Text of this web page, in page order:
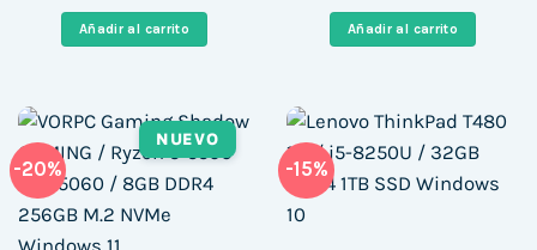
era:
50,32 €.
es:
Añadir al carrito
era:
237,00 €.
es:
Añadir al carrito
-20%
NUEVO
-15%